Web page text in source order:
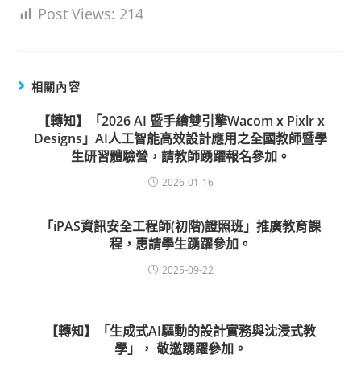
Post Views: 214
相關內容
【轉知】「2026 AI 暨手繪雙引擎Wacom x Pixlr x
Designs」AI人工智能高效設計應用之全國教師暨學
生研習體驗營，請教師踴躍報名參加。
2026-01-16
「iPAS資訊安全工程師(初階)證照班」推廣教育課
程，惠請學生踴躍參加。
2025-09-22
【轉知】「生成式AI驅動的設計實務與沈浸式教
學」， 敬邀踴躍參加。